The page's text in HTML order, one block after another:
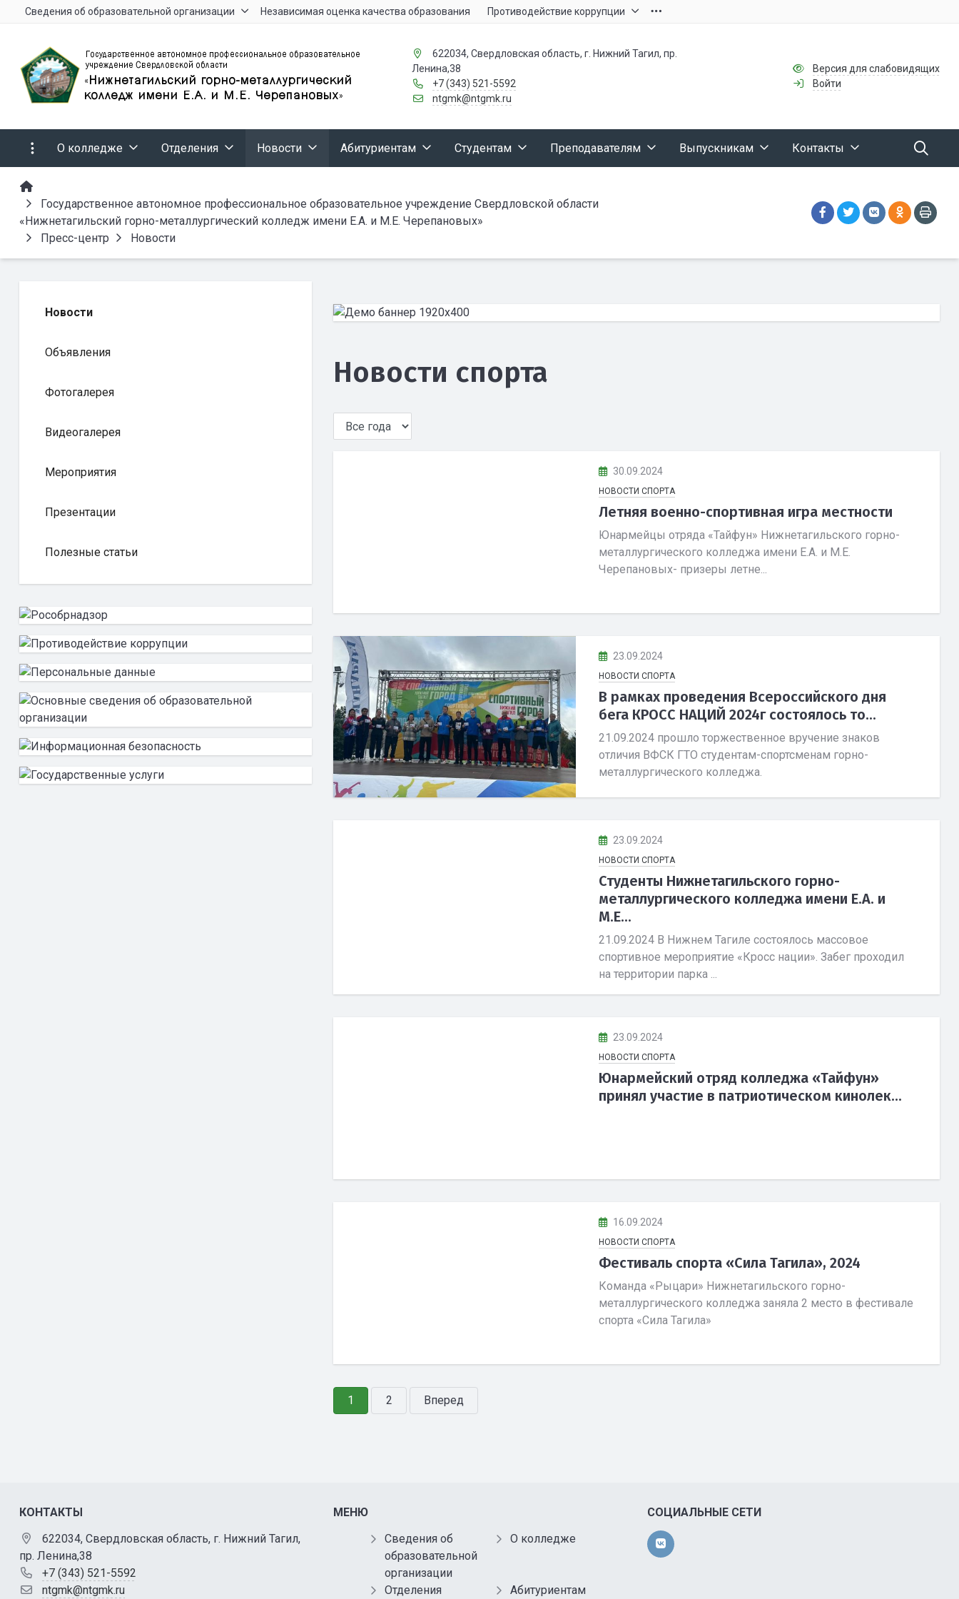
Сведения об образовательной организации Независимая оценка качества образования Противодействие коррупции
622034, Свердловская область, г. Нижний Тагил, пр.
Ленина,38
+7 (343) 521-5592
ntgmk@ntgmk.ru
Версия для слабовидящих
Войти
О колледже Отделения Новости Абитуриентам Студентам Преподавателям Выпускникам Контакты
Государственное автономное профессиональное образовательное учреждение Свердловской области
«Нижнетагильский горно-металлургический колледж имени Е.А. и М.Е. Черепановых»
Пресс-центр
Новости
Новости
Объявления
Фотогалерея
Видеогалерея
Мероприятия
Презентации
Полезные статьи
Новости спорта
30.09.2024
НОВОСТИ СПОРТА
Летняя военно-спортивная игра местности
Юнармейцы отряда «Тайфун» Нижнетагильского горно-
металлургического колледжа имени Е.А. и М.Е.
Черепановых- призеры летне...
23.09.2024
НОВОСТИ СПОРТА
В рамках проведения Всероссийского дня
бега КРОСС НАЦИЙ 2024г состоялось то...
21.09.2024 прошло торжественное вручение знаков
отличия ВФСК ГТО студентам-спортсменам горно-
металлургического колледжа.
23.09.2024
НОВОСТИ СПОРТА
Студенты Нижнетагильского горно-
металлургического колледжа имени Е.А. и
М.Е...
21.09.2024 В Нижнем Тагиле состоялось массовое
спортивное мероприятие «Кросс нации». Забег проходил
на территории парка ...
23.09.2024
НОВОСТИ СПОРТА
Юнармейский отряд колледжа «Тайфун»
принял участие в патриотическом кинолек...
16.09.2024
НОВОСТИ СПОРТА
Фестиваль спорта «Сила Тагила», 2024
Команда «Рыцари» Нижнетагильского горно-
металлургического колледжа заняла 2 место в фестивале
спорта «Сила Тагила»
1 2 Вперед
КОНТАКТЫ
622034, Свердловская область, г. Нижний Тагил,
пр. Ленина,38
+7 (343) 521-5592
ntgmk@ntgmk.ru
МЕНЮ
Сведения об
образовательной
организации
О колледже
Отделения Абитуриентам
СОЦИАЛЬНЫЕ СЕТИ